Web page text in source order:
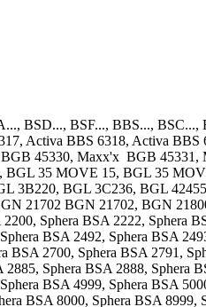
BSD..., BSF..., BBS...,
Activa BBS 6318, Activa BBS
45330, Maxx'x BGB
35 MOVE 15, BGL 35
3B220, BGL 3C236, BGL
21702 BGN 21702, BGN
Sphera BSA 2222, Sphera
BSA 2492, Sphera BSA
2700, Sphera BSA 2791,
Sphera BSA 2888, Sphera
BSA 4999, Sphera BSA
BSA 8000, Sphera BSA